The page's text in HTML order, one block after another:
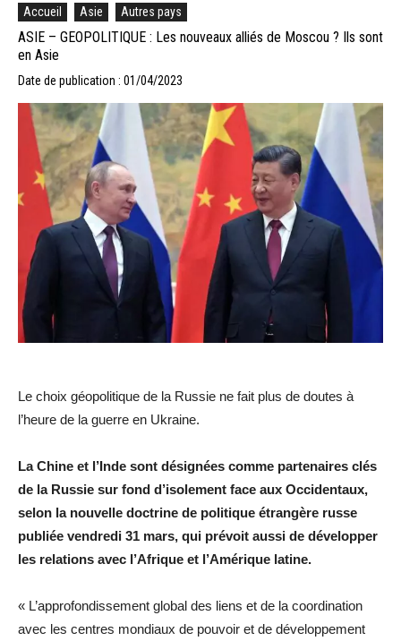
Accueil Asie Autres pays
ASIE – GEOPOLITIQUE : Les nouveaux alliés de Moscou ? Ils sont
en Asie
Date de publication : 01/04/2023
Le choix géopolitique de la Russie ne fait plus de doutes à
l’heure de la guerre en Ukraine.
La Chine et l’Inde sont désignées comme partenaires clés
de la Russie sur fond d’isolement face aux Occidentaux,
selon la nouvelle doctrine de politique étrangère russe
publiée vendredi 31 mars, qui prévoit aussi de développer
les relations avec l’Afrique et l’Amérique latine.
« L’approfondissement global des liens et de la coordination
avec les centres mondiaux de pouvoir et de développement